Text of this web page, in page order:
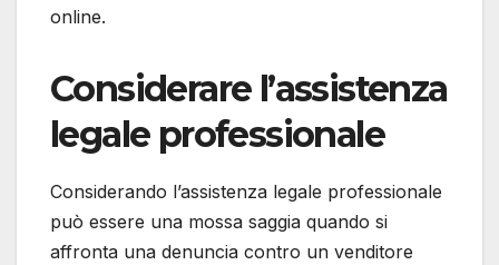
online.
Considerare l’assistenza
legale professionale
Considerando l’assistenza legale professionale
può essere una mossa saggia quando si
affronta una denuncia contro un venditore